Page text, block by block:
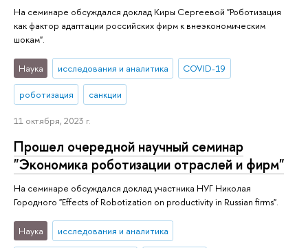
На семинаре обсуждался доклад Киры Сергеевой "Роботизация
как фактор адаптации российских фирм к внеэкономическим
шокам".
Наука исследования и аналитика COVID-19
роботизация санкции
11 октября, 2023 г.
Прошел очередной научный семинар
"Экономика роботизации отраслей и фирм"
На семинаре обсуждался доклад участника НУГ Николая
Городного "Effects of Robotization on productivity in Russian firms".
Наука исследования и аналитика